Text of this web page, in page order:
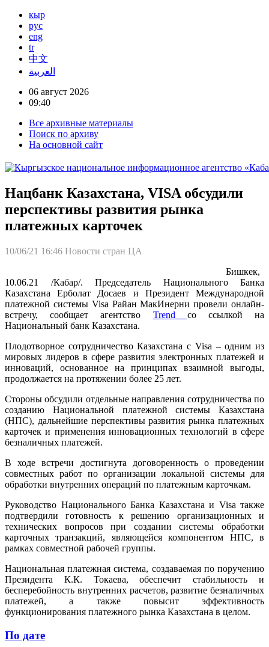
кыр
рус
eng
tr
中文
العربية
06 август 2026
09:40
Все архивные материалы
Поиск по архиву
На основной сайт
Нацбанк Казахстана, VISA обсудили
перспективы развития рынка
платежных карточек
10/06/21 16:46 Новости стран ЦА
Бишкек,
10.06.21 /Кабар/. Председатель Национального Банка
Казахстана Ерболат Досаев и Президент Международной
платежной системы Visa Райан МакИнерни провели онлайн-
встречу, сообщает агентство Trend со ссылкой на
Национальный банк Казахстана.
Плодотворное сотрудничество Казахстана с Visa – одним из
мировых лидеров в сфере развития электронных платежей и
инноваций, основанное на принципах взаимной выгоды,
продолжается на протяжении более 25 лет.
Стороны обсудили отдельные направления сотрудничества по
созданию Национальной платежной системы Казахстана
(НПС), дальнейшие перспективы развития рынка платежных
карточек и применения инновационных технологий в сфере
безналичных платежей.
В ходе встречи достигнута договоренность о проведении
совместных работ по организации локальной системы для
обработки внутренних операций по платежным карточкам.
Руководство Национального Банка Казахстана и Visa также
подтвердили готовность к решению организационных и
технических вопросов при создании системы обработки
карточных транзакций, являющейся компонентом НПС, в
рамках совместной рабочей группы.
Национальная платежная система, создаваемая по поручению
Президента К.К. Токаева, обеспечит стабильность и
бесперебойность внутренних расчетов, развитие безналичных
платежей, а также повысит эффективность
функционирования платежного рынка Казахстана в целом.
По дате